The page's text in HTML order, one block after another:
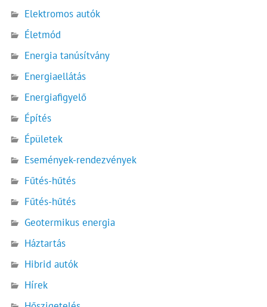
Elektromos autók
Életmód
Energia tanúsítvány
Energiaellátás
Energiafigyelő
Építés
Épületek
Események-rendezvények
Fűtés-hűtés
Fűtés-hűtés
Geotermikus energia
Háztartás
Hibrid autók
Hírek